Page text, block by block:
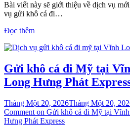
Bài viết này sẽ giới thiệu về dịch vụ
vụ gửi khô cá đi…
Đọc thêm
Gửi khô cá đi Mỹ tại
Long Hưng Phát
Tháng Một 20, 2026Tháng Một 20,
Comment on Gửi khô cá đi Mỹ tại
Hưng Phát Express